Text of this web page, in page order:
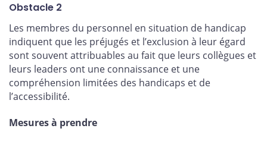
Obstacle 2
Les membres du personnel en situation de handicap
indiquent que les préjugés et l’exclusion à leur égard
sont souvent attribuables au fait que leurs collègues et
leurs leaders ont une connaissance et une
compréhension limitées des handicaps et de
l’accessibilité.
Mesures à prendre